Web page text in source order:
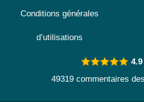
Conditions générales
d’utilisations
4.9
49319 commentaires